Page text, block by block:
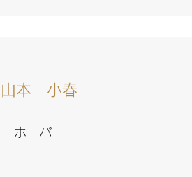
山本 小春
ホーパー